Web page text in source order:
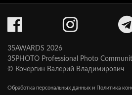
35AWARDS 2026
35PHOTO Professional Photo
© Кочергин Валерий Владимирович
Обработка персональных данных и Политика